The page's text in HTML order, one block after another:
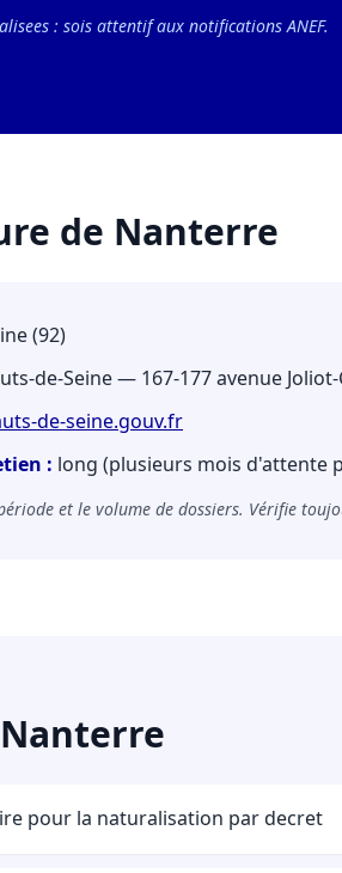
: sois attentif aux notifications ANEF.
de Nanterre
(92)
de-Seine — 167-177 avenue
de-seine.gouv.fr
: long (plusieurs mois d'attente
et le volume de dossiers. Vérifie
pour la naturalisation par decret